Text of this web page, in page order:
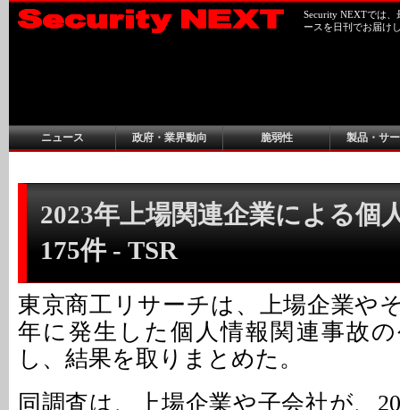
Security NEXTでは
ースを日刊でお届け
ニュース 政府・業界動向 脆弱性 製品・サ
2023年上場関連企業による個
175件 - TSR
東京商工リサーチは、上場企業や
年に発生した個人情報関連事故
し、結果を取りまとめた。
同調査は、上場企業や子会社が、